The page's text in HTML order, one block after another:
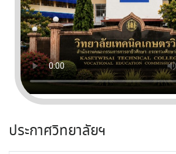
ประกาศวิทยาลัยฯ